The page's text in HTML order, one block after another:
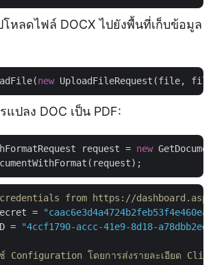
หลดไฟล์ DOCX ไปยังพื้นที่เก็บข้อมูล
new UploadFileRequest(file,
แปลง DOC เป็น PDF:
request = new
from https://
=
= "4ccf1790-accc-41e9-8d18-
Configuration โดยการส่งรายละเอียด